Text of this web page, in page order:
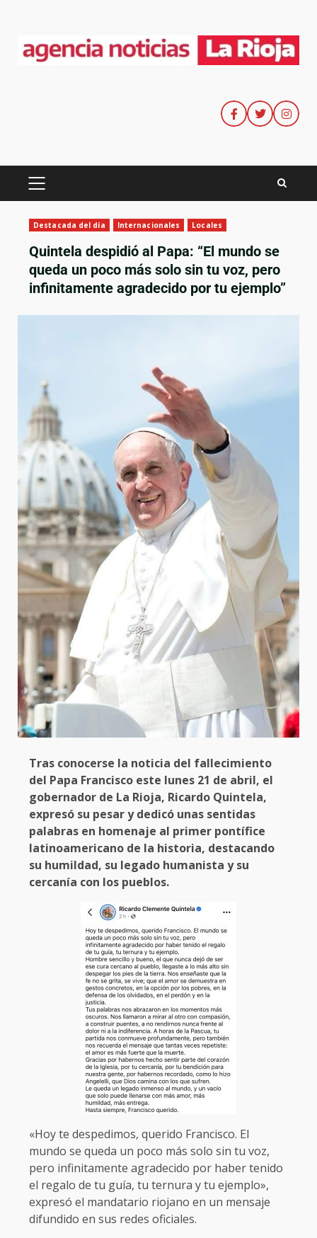
Destacada del día Internacionales Locales
Quintela despidió al Papa: “El mundo se
queda un poco más solo sin tu voz, pero
infinitamente agradecido por tu ejemplo”
Tras conocerse la noticia del fallecimiento
del Papa Francisco este lunes 21 de abril, el
gobernador de La Rioja, Ricardo Quintela,
expresó su pesar y dedicó unas sentidas
palabras en homenaje al primer pontífice
latinoamericano de la historia, destacando
su humildad, su legado humanista y su
cercanía con los pueblos.
«Hoy te despedimos, querido Francisco. El
mundo se queda un poco más solo sin tu voz,
pero infinitamente agradecido por haber tenido
el regalo de tu guía, tu ternura y tu ejemplo»,
expresó el mandatario riojano en un mensaje
difundido en sus redes oficiales.